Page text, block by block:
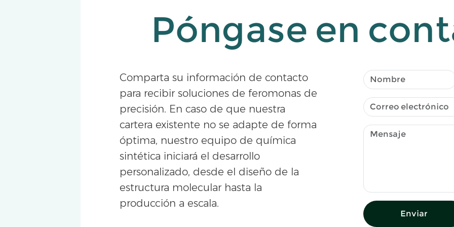
Póngase en
Comparta su información de contacto
para recibir soluciones de feromonas de
precisión. En caso de que nuestra
cartera existente no se adapte de forma
óptima, nuestro equipo de química
sintética iniciará el desarrollo
personalizado, desde el diseño de la
estructura molecular hasta la
producción a escala.
Enviar